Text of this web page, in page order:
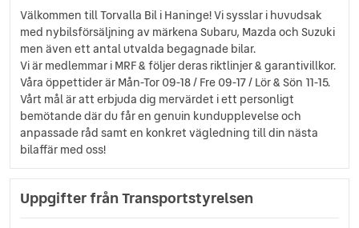
ISOFIX-fästen bak
Multifunktionsratt
Regnsensor
Skyltigenkänning
Svensksåld
Tonade rutor
Touch-/Pekskärm
USB-uttag
Välkommen till Torvalla Bil i Haninge! Vi sysslar i huvudsak
med nybilsförsäljning av märkena Subaru, Mazda och Suzuki
men även ett antal utvalda begagnade bilar.
Vi är medlemmar i MRF & följer deras riktlinjer & garantivillkor.
Våra öppettider är Mån-Tor 09-18 / Fre 09-17 / Lör & Sön 11-15.
Vårt mål är att erbjuda dig mervärdet i ett personligt
bemötande där du får en genuin kundupplevelse och
anpassade råd samt en konkret vägledning till din nästa
bilaffär med oss!
Uppgifter från Transportstyrelsen